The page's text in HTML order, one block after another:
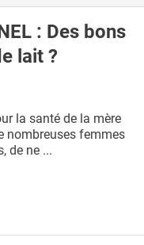
: Des bons
lait ?
la santé de la mère
nombreuses femmes
de ne ...